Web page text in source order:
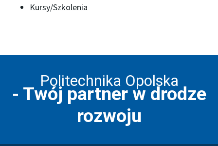
Kursy/Szkolenia
Politechnika Opolska
- Twój partner w drodze
rozwoju